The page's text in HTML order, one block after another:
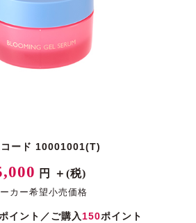
ード 10001001(T)
円 ＋(税)
ーカー希望小売価格
イント／ご購入 150ポイント